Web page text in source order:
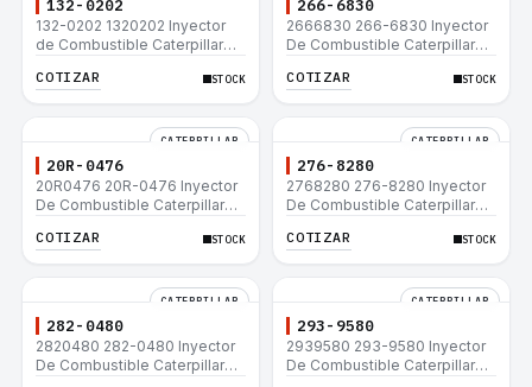
132-0202
132-0202 1320202 Inyector
de Combustible Caterpillar®
3516C 854G 992G
COTIZAR STOCK
266-6830
2666830 266-6830 Inyector
De Combustible Caterpillar®
COTIZAR STOCK
CATERPILLAR
20R-0476
20R0476 20R-0476 Inyector
De Combustible Caterpillar®
COTIZAR STOCK
CATERPILLAR
276-8280
2768280 276-8280 Inyector
De Combustible Caterpillar®
COTIZAR STOCK
CATERPILLAR
282-0480
2820480 282-0480 Inyector
De Combustible Caterpillar®
CATERPILLAR
293-9580
2939580 293-9580 Inyector
De Combustible Caterpillar®